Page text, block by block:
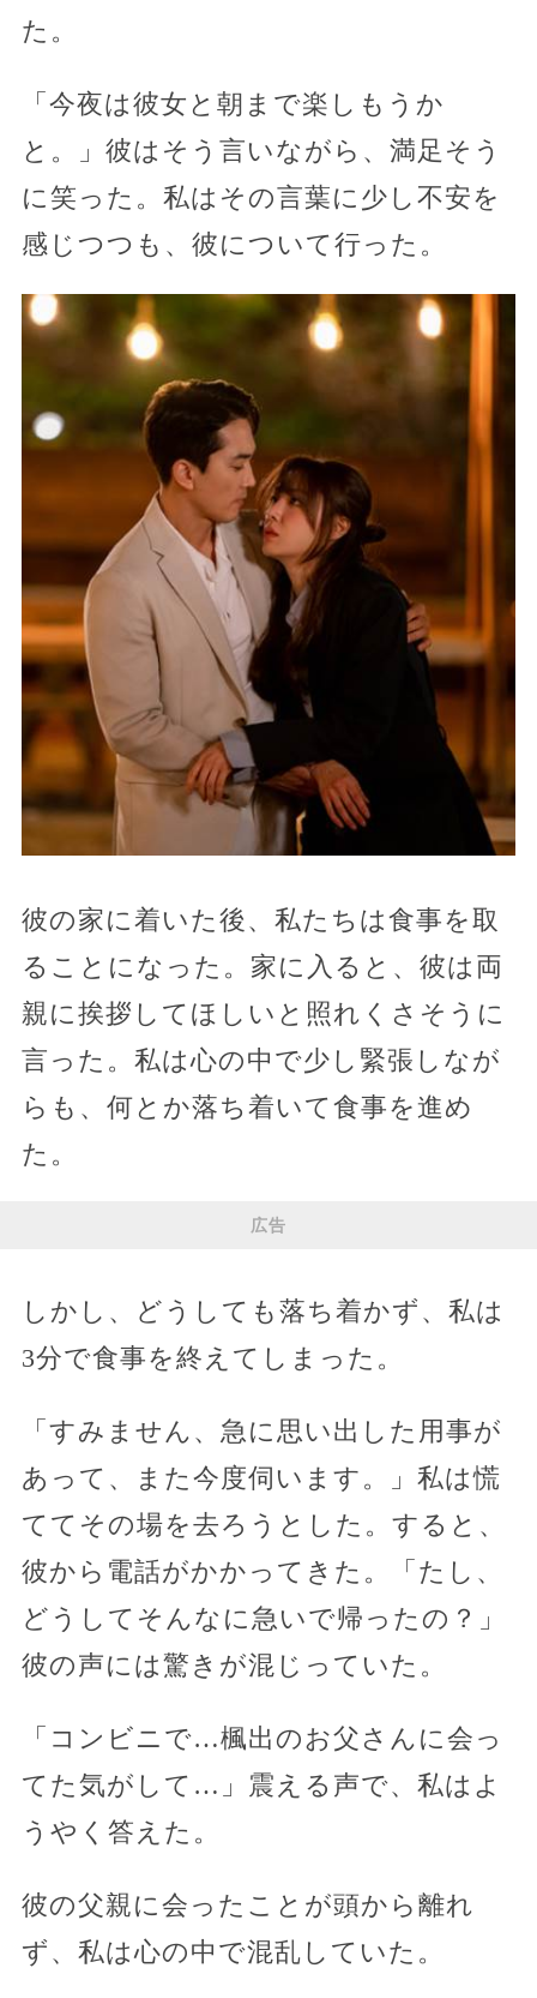
た。
「今夜は彼女と朝まで楽しもうか
と。」彼はそう言いながら、満足そう
に笑った。私はその言葉に少し不安を
感じつつも、彼について行った。
彼の家に着いた後、私たちは食事を取
ることになった。家に入ると、彼は両
親に挨拶してほしいと照れくさそうに
言った。私は心の中で少し緊張しなが
らも、何とか落ち着いて食事を進め
た。
広告
しかし、どうしても落ち着かず、私は
3分で食事を終えてしまった。
「すみません、急に思い出した用事が
あって、また今度伺います。」私は慌
ててその場を去ろうとした。すると、
彼から電話がかかってきた。「たし、
どうしてそんなに急いで帰ったの？」
彼の声には驚きが混じっていた。
「コンビニで…楓出のお父さんに会っ
てた気がして…」震える声で、私はよ
うやく答えた。
彼の父親に会ったことが頭から離れ
ず、私は心の中で混乱していた。